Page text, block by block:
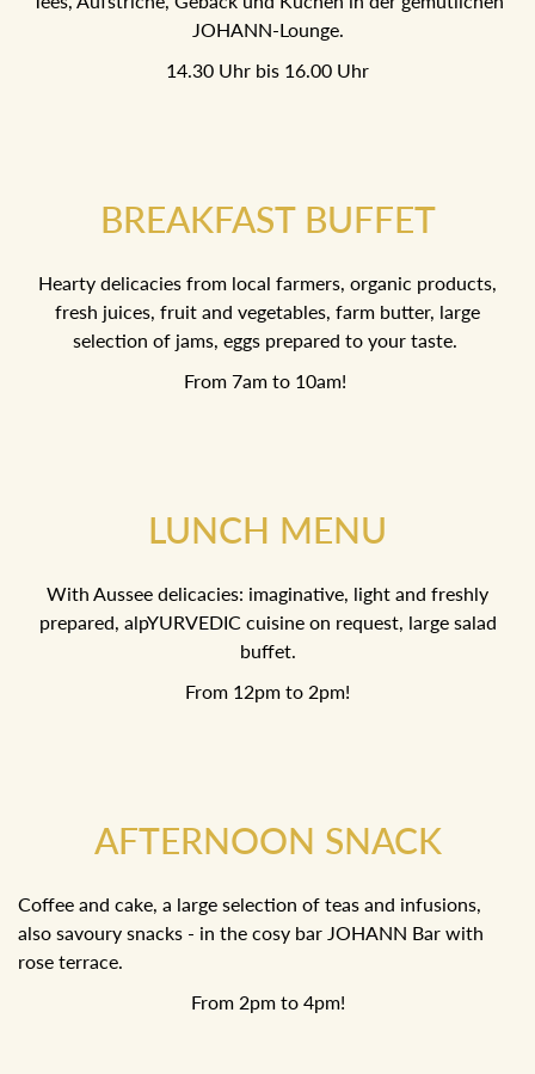
JOHANN-Lounge.
14.30 Uhr bis 16.00 Uhr
BREAKFAST BUFFET
Hearty delicacies from local farmers, organic products,
fresh juices, fruit and vegetables, farm butter, large
selection of jams, eggs prepared to your taste.
From 7am to 10am!
LUNCH MENU
With Aussee delicacies: imaginative, light and freshly
prepared, alpYURVEDIC cuisine on request, large salad
buffet.
From 12pm to 2pm!
AFTERNOON SNACK
Coffee and cake, a large selection of teas and infusions,
also savoury snacks - in the cosy bar JOHANN Bar with
rose terrace.
From 2pm to 4pm!